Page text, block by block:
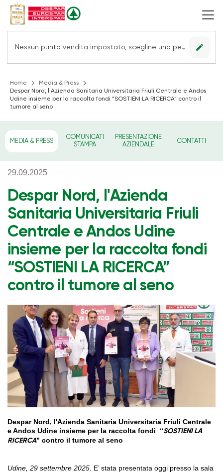
Nessun punto vendita impostato, scegline uno per vedere le offerte. edit
Home
Media & Press
Despar Nord, l'Azienda Sanitaria Universitaria Friuli Centrale e Andos
Udine insieme per la raccolta fondi “SOSTIENI LA RICERCA” contro il
tumore al seno
MEDIA & PRESS
COMUNICATI
STAMPA
PRESENTAZIONE
AZIENDALE
CONTATTI
29.09.2025
Despar Nord, l'Azienda
Sanitaria Universitaria Friuli
Centrale e Andos Udine
insieme per la raccolta fondi
“SOSTIENI LA RICERCA”
contro il tumore al seno
Despar Nord, l'Azienda Sanitaria Universitaria Friuli Centrale
e Andos Udine insieme per la raccolta fondi “SOSTIENI LA
RICERCA” contro il tumore al seno
Udine, 29 settembre 2025. E’ stata presentata oggi presso la sala